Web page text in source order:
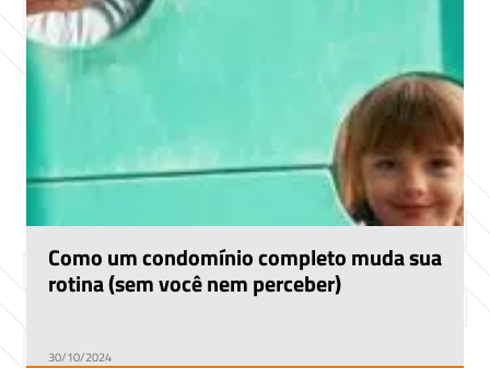
Como um condomínio completo muda sua
rotina (sem você nem perceber)
30/10/2024